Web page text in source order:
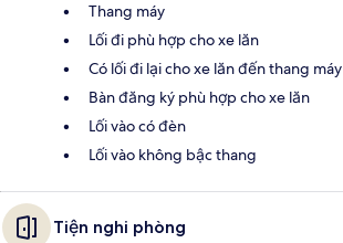
Thang máy
Lối đi phù hợp cho xe lăn
Có lối đi lại cho xe lăn đến thang máy
Bàn đăng ký phù hợp cho xe lăn
Lối vào có đèn
Lối vào không bậc thang
Tiện nghi phòng